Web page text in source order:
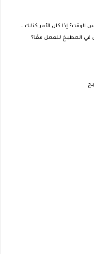
إذا كان الأمر كذلك ،
في المطبخ للعمل معًا؟